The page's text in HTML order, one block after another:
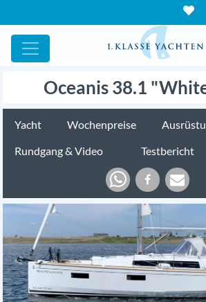
Oceanis 38.1
Yacht Wochenpreise
Rundgang & Video
Testbericht